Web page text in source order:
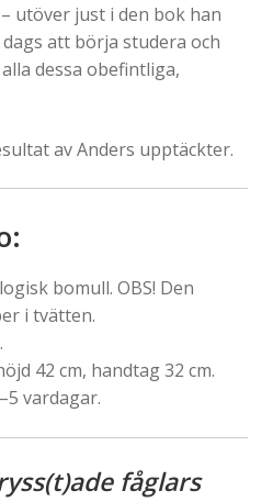
utöver just i den bok han
att börja studera och
dessa obefintliga,
av Anders upptäckter.
:
bomull. OBS! Den
i tvätten.
42 cm, handtag 32 cm.
vardagar.
fåglars